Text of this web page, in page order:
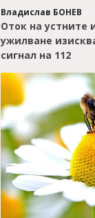
Владислав БОНЕВ
Оток на устните
ужилване
сигнал на 112